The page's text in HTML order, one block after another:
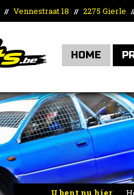
// Vennestraat 18 // 2275 Gierle
HOME
U bent nu hier